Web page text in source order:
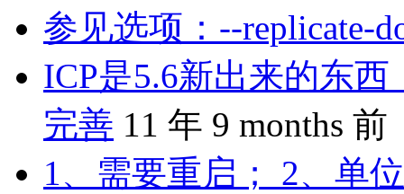
参见选项：--replicate-
ICP是5.6新出来的东
完善 11 年 9 months 前
1、需要重启； 2、单